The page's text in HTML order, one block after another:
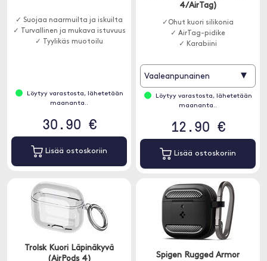
✓ Suojaa naarmuilta ja iskuilta
✓ Turvallinen ja mukava istuvuus
✓ Tyylikäs muotoilu
Löytyy varastosta, lähetetään
maananta..
30.90 €
Lisää ostoskoriin
4/AirTag)
✓Ohut kuori silikonia
✓ AirTag-pidike
✓ Karabiini
Vaaleanpunainen ▾
Löytyy varastosta, lähetetään
maananta..
12.90 €
Lisää ostoskoriin
Trolsk Kuori Läpinäkyvä
(AirPods 4)
Spigen Rugged Armor